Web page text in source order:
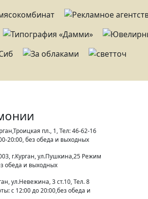
пл., 1, Тел: 46-62-16
20:00, без обеда и выходных
г.Курган, ул.Пушкина,25 Режим
обеда и выходных
ул.Невежина, 3 ст.10, Тел. 8
с 12:00 до 20:00,без обеда и